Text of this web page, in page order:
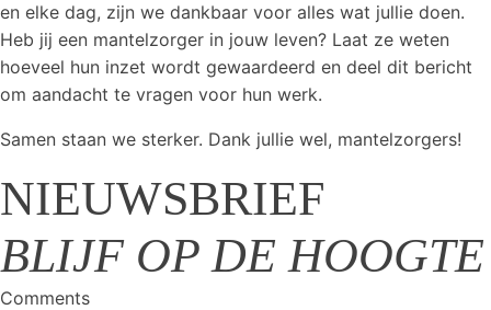
en elke dag, zijn we dankbaar voor alles wat jullie doen.
Heb jij een mantelzorger in jouw leven? Laat ze weten
hoeveel hun inzet wordt gewaardeerd en deel dit bericht
om aandacht te vragen voor hun werk.
Samen staan we sterker. Dank jullie wel, mantelzorgers!
NIEUWSBRIEF
BLIJF OP DE HOOGTE
Comments